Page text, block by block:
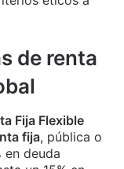
de renta
Fija Flexible
fija, pública o
en deuda